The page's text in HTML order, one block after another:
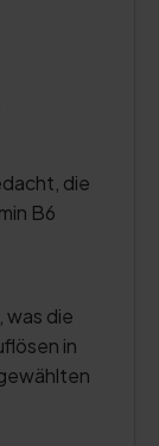
die
B6
was die
in